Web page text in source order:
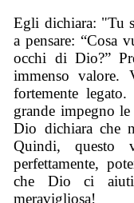
Egli dichiara: "Tu
a pensare: “Cosa
occhi di Dio?”
immenso
fortemente
grande impegno
Dio dichiara che
Quindi,
perfettamente,
che Dio ci aiuti
meravigliosa!